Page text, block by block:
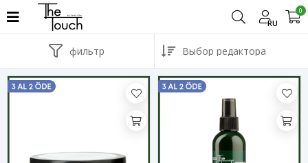
RU
0
фильтр